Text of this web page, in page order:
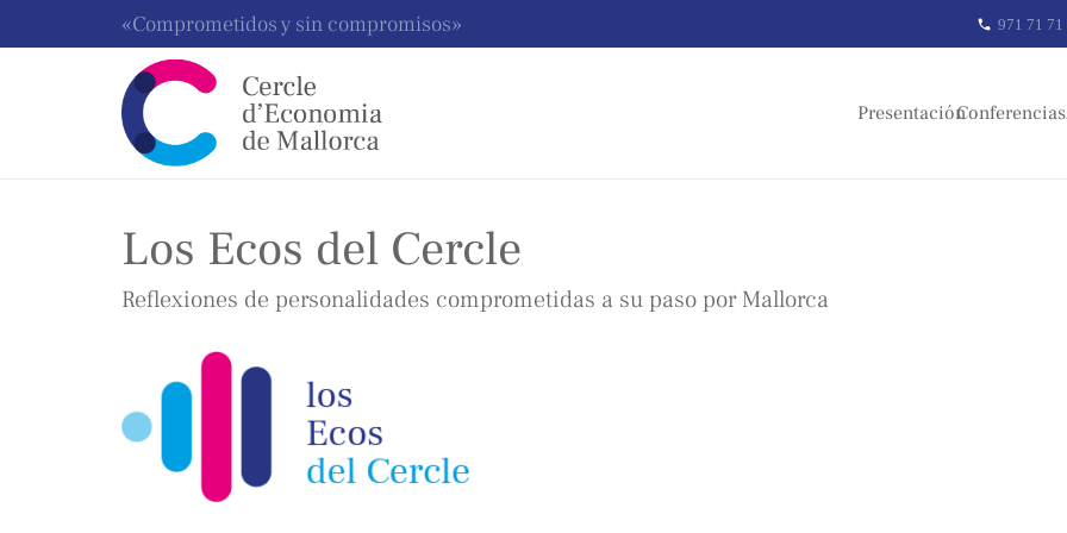
«Comprometidos y sin compromisos» phone 971 71 71
PresentaciónConferencias
Los Ecos del Cercle
Reflexiones de personalidades comprometidas a su paso por Mallorca